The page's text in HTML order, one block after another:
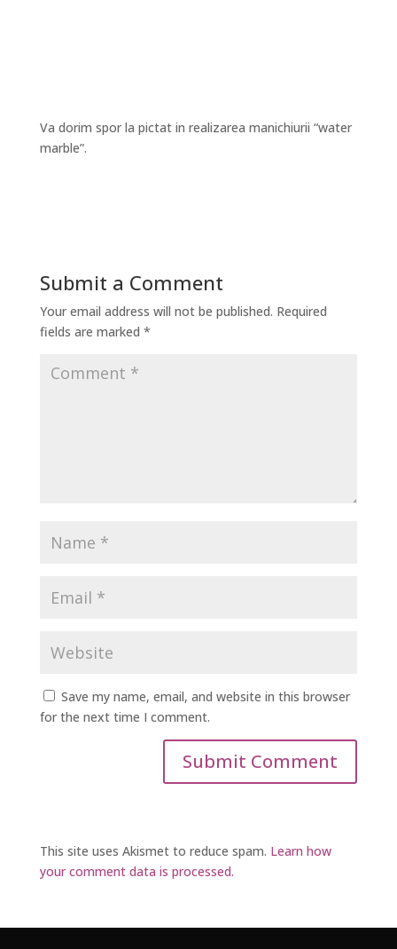
Va dorim spor la pictat in realizarea manichiurii “water
marble”.
Submit a Comment
Your email address will not be published. Required
fields are marked *
Save my name, email, and website in this browser
for the next time I comment.
This site uses Akismet to reduce spam. Learn how
your comment data is processed.